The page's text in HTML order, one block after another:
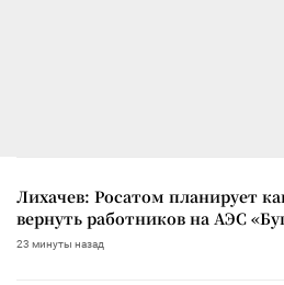
Лихачев: Росатом планирует
вернуть работников на АЭС
23 минуты назад